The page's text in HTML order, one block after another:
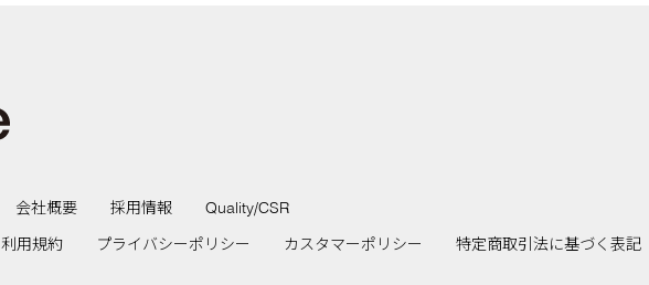
会社概要 採用情報
Quality/CSR
利用規約 プライバシーポリシー カスタマーポリシー 特定商取引法に基づく表記